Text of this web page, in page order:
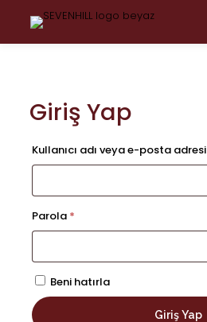
Giriş Yap
Kullanıcı adı veya e-posta adresi
Parola *Gerekli
Beni hatırla
Giriş Yap